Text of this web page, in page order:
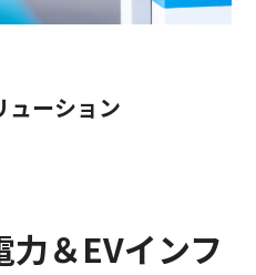
＆EVインフ
ューション